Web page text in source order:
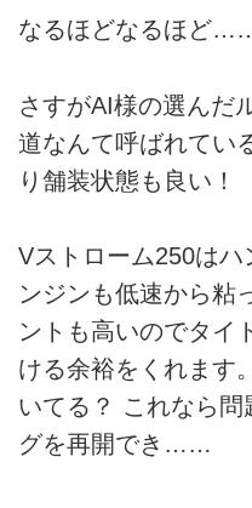
なるほどなるほど
さすがAI様の選んだ
道なんて呼ばれてい
り舗装状態も良い！
Vストローム250は
ンジンも低速から粘
ントも高いのでタイ
ける余裕をくれます
いてる？ これなら
グを再開でき……